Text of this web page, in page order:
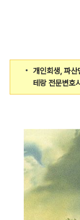
개인회생, 파산
테랑 전문변호